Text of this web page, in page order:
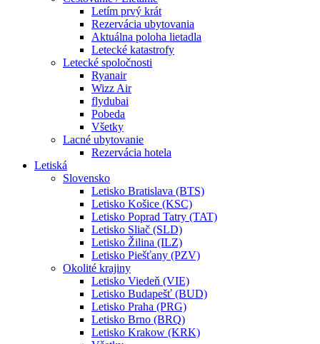
Letím prvý krát
Rezervácia ubytovania
Aktuálna poloha lietadla
Letecké katastrofy
Letecké spoločnosti
Ryanair
Wizz Air
flydubai
Pobeda
Všetky
Lacné ubytovanie
Rezervácia hotela
Letiská
Slovensko
Letisko Bratislava (BTS)
Letisko Košice (KSC)
Letisko Poprad Tatry (TAT)
Letisko Sliač (SLD)
Letisko Žilina (ILZ)
Letisko Piešťany (PZV)
Okolité krajiny
Letisko Viedeň (VIE)
Letisko Budapešť (BUD)
Letisko Praha (PRG)
Letisko Brno (BRQ)
Letisko Krakow (KRK)